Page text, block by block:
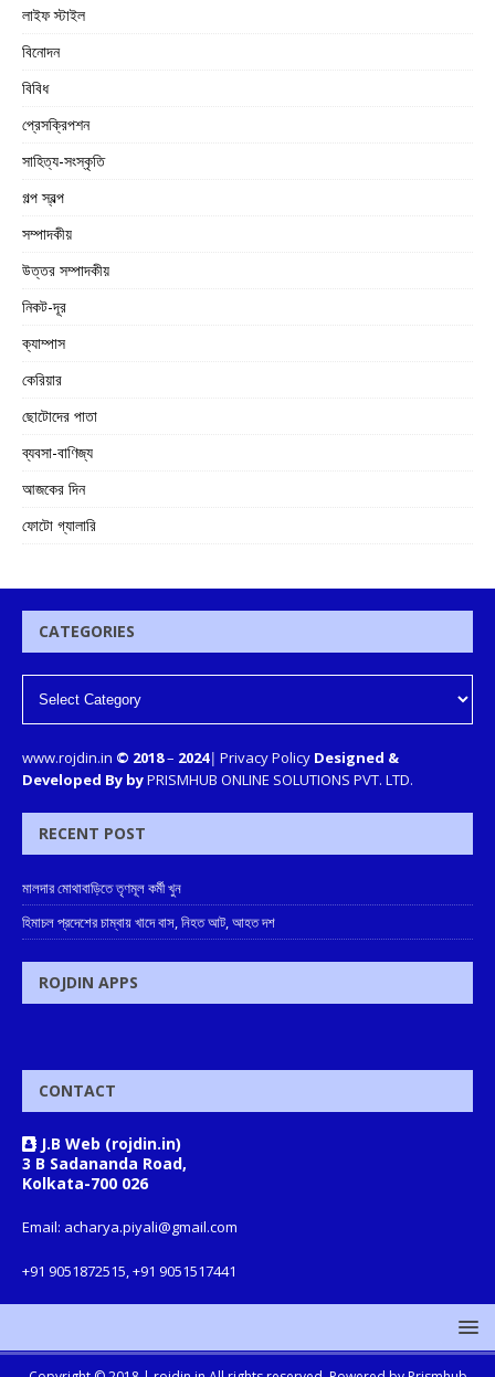
লাইফ স্টাইল
বিনোদন
বিবিধ
প্রেসক্রিপশন
সাহিত্য-সংস্কৃতি
গল্প স্বল্প
সম্পাদকীয়
উত্তর সম্পাদকীয়
নিকট-দূর
ক্যাম্পাস
কেরিয়ার
ছোটোদের পাতা
ব্যবসা-বাণিজ্য
আজকের দিন
ফোটো গ্যালারি
CATEGORIES
www.rojdin.in © 2018– 2024| Privacy Policy Designed &
Developed By byPRISMHUB ONLINE SOLUTIONS PVT. LTD.
RECENT POST
মালদার মোথাবাড়িতে তৃণমূল কর্মী খুন
হিমাচল প্রদেশের চাম্বায় খাদে বাস, নিহত আট, আহত দশ
ROJDIN APPS
CONTACT
J.B Web (rojdin.in)
3 B Sadananda Road,
Kolkata-700 026
Email: acharya.piyali@gmail.com
+91 9051872515, +91 9051517441